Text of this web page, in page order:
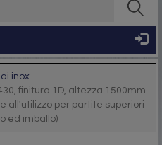
inox
finitura 1D, altezza 1500mm
all'utilizzo per partite superiori
ed imballo)